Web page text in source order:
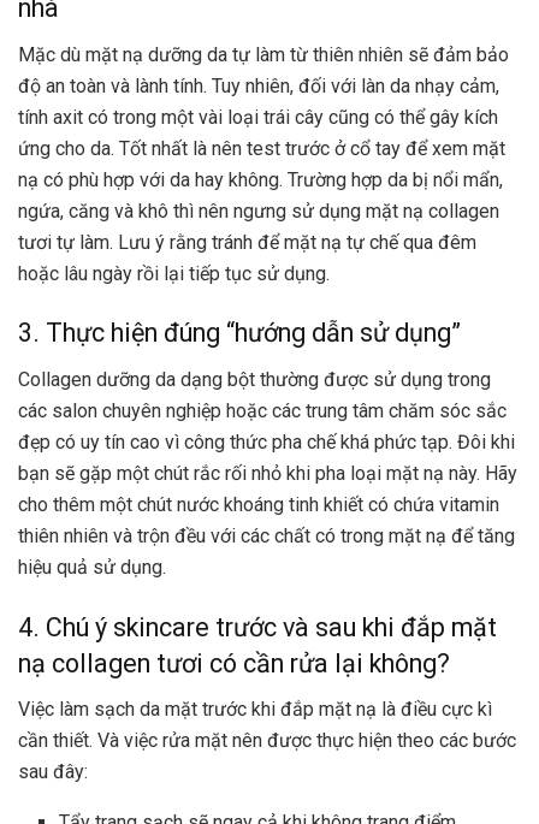
nhà
Mặc dù mặt nạ dưỡng da tự làm từ thiên nhiên sẽ đảm bảo
độ an toàn và lành tính. Tuy nhiên, đối với làn da nhạy cảm,
tính axit có trong một vài loại trái cây cũng có thể gây kích
ứng cho da. Tốt nhất là nên test trước ở cổ tay để xem mặt
nạ có phù hợp với da hay không. Trường hợp da bị nổi mẩn,
ngứa, căng và khô thì nên ngưng sử dụng mặt nạ collagen
tươi tự làm. Lưu ý rằng tránh để mặt nạ tự chế qua đêm
hoặc lâu ngày rồi lại tiếp tục sử dụng.
3. Thực hiện đúng “hướng dẫn sử dụng”
Collagen dưỡng da dạng bột thường được sử dụng trong
các salon chuyên nghiệp hoặc các trung tâm chăm sóc sắc
đẹp có uy tín cao vì công thức pha chế khá phức tạp. Đôi khi
bạn sẽ gặp một chút rắc rối nhỏ khi pha loại mặt nạ này. Hãy
cho thêm một chút nước khoáng tinh khiết có chứa vitamin
thiên nhiên và trộn đều với các chất có trong mặt nạ để tăng
hiệu quả sử dụng.
4. Chú ý skincare trước và sau khi đắp mặt
nạ collagen tươi có cần rửa lại không?
Việc làm sạch da mặt trước khi đắp mặt nạ là điều cực kì
cần thiết. Và việc rửa mặt nên được thực hiện theo các bước
sau đây: